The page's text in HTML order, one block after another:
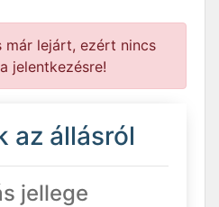
már lejárt, ezért nincs
jelentkezésre!
az állásról
jellege